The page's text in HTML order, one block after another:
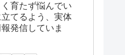
育たず悩んでい
てるよう、実体
発信していま